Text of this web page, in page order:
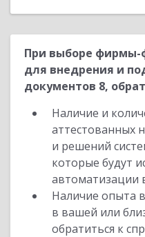
При выборе фирмы-
для внедрения и
документов 8,
Наличие и
аттестованных
и решений
которые будут
автоматизации
Наличие опыта
в вашей или
обратиться к